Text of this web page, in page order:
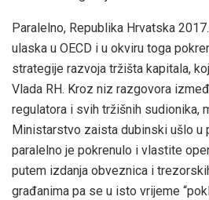
Paralelno, Republika Hrvatska
ulaska u OECD i u okviru toga
strategije razvoja tržišta kapitala,
Vlada RH. Kroz niz razgovora
regulatora i svih tržišnih sudionika,
Ministarstvo zaista dubinski ušlo u
paralelno je pokrenulo i vlastite
putem izdanja obveznica i
građanima pa se u isto vrijeme